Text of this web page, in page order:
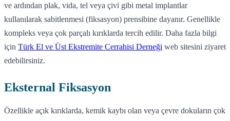
ve ardından plak, vida, tel veya çivi gibi metal implantlar
kullanılarak sabitlenmesi (fiksasyon) prensibine dayanır. Genellikle
kompleks veya çok parçalı kırıklarda tercih edilir. Daha fazla bilgi
için Türk El ve Üst Ekstremite Cerrahisi Derneği web sitesini ziyaret
edebilirsiniz.
Eksternal Fiksasyon
Özellikle açık kırıklarda, kemik kaybı olan veya çevre dokuların çok